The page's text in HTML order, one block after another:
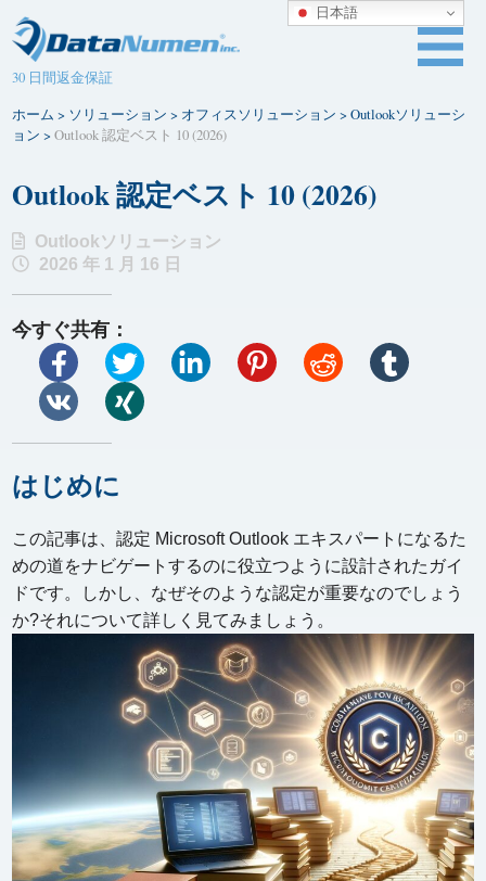
30 日間返金保証
ホーム > ソリューション > オフィスソリューション >Outlookソリューシ
ョン >Outlook 認定ベスト 10 (2026)
Outlook 認定ベスト 10 (2026)
Outlookソリューション
2026 年 1 月 16 日
今すぐ共有：
はじめに
この記事は、認定 Microsoft Outlook エキスパートになるた
めの道をナビゲートするのに役立つように設計されたガイ
ドです。しかし、なぜそのような認定が重要なのでしょう
か?それについて詳しく見てみましょう。
日本語